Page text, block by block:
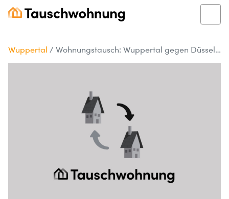
Wuppertal / Wohnungstausch: Wuppertal gegen Düsseldorf